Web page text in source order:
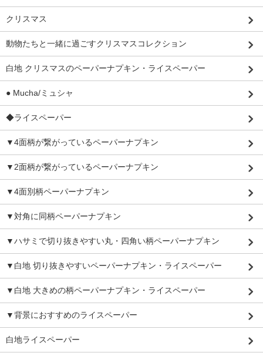
クリスマス
動物たちと一緒に過ごすクリスマスコレクション
白地 クリスマスのペーパーナプキン・ライスペーパー
● Mucha/ミュシャ
◆ライスペーパー
▼4面柄が繋がっているペーパーナプキン
▼2面柄が繋がっているペーパーナプキン
▼4面別柄ペーパーナプキン
▼対角に同柄ペーパーナプキン
▼ハサミで切り抜きやすい丸・四角い柄ペーパーナプキン
▼白地 切り抜きやすいペーパーナプキン・ライスペーパー
▼白地 大きめの柄ペーパーナプキン・ライスペーパー
▼背景におすすめのライスペーパー
白地ライスペーパー